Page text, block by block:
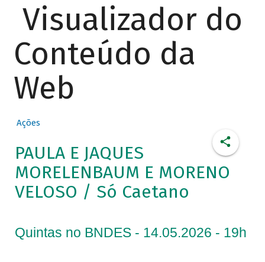
Visualizador do
Conteúdo da
Web
Ações
PAULA E JAQUES
MORELENBAUM E MORENO
VELOSO / Só Caetano
Quintas no BNDES - 14.05.2026 - 19h